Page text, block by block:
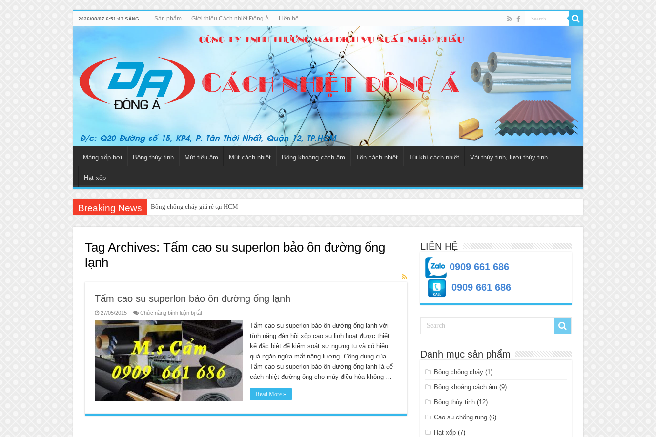
2026/08/07 6:51:43 SÁNG Sản phẩm Giới thiệu Cách nhiệt Đông Á Liên hệ
Màng xốp hơi Bông thủy tinh Mút tiêu âm Mút cách nhiệt Bông khoáng cách âm Tôn cách nhiệt Túi khí cách nhiệt Vải thủy tinh, lưới thủy tinh
Hạt xốp
Breaking News Bông chống cháy giá rẻ tại HCM
Tag Archives: Tấm cao su superlon bảo ôn đường ống
lạnh
Tấm cao su superlon bảo ôn đường ống lạnh
27/05/2015 Chức năng bình luận bị tắtở
su
superlon
bảo
ôn
đường
ống
lạnh
Tấm cao su superlon bảo ôn đường ống lạnh với
tính năng đàn hồi xốp cao su linh hoạt được thiết
kế đặc biệt để kiểm soát sự ngưng tụ và có hiệu
quả ngăn ngừa mất năng lượng. Công dụng của
Tấm cao su superlon bảo ôn đường ống lạnh là để
cách nhiệt đường ống cho máy điều hòa không …
Read More »
LIÊN HỆ
0909 661 686
0909 661 686
Danh mục sản phẩm
Bông chống cháy (1)
Bông khoáng cách âm (9)
Bông thủy tinh (12)
Cao su chống rung (6)
Hạt xốp (7)